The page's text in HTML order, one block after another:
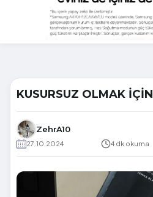
KUSURSUZ OLMAK
ZehrA10
27.10.2024 4 dk okuma